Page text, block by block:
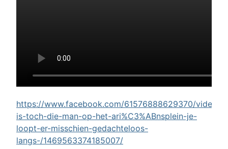
https://www.facebook.com/61576888629370/videos/
is-toch-die-man-op-het-ari%C3%ABnsplein-je-
loopt-er-misschien-gedachteloos-
langs-/1469563374185007/